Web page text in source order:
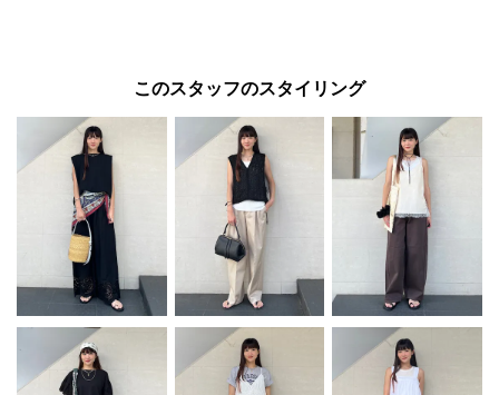
このスタッフのスタイリング